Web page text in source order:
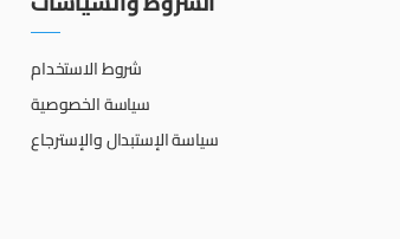
شروط الاستخدام
سياسة الخصوصية
سياسة الإستبدال والإسترجاع